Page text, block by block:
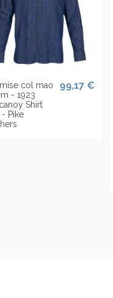
col mao
- 1923
Shirt
Pike
99,17 €